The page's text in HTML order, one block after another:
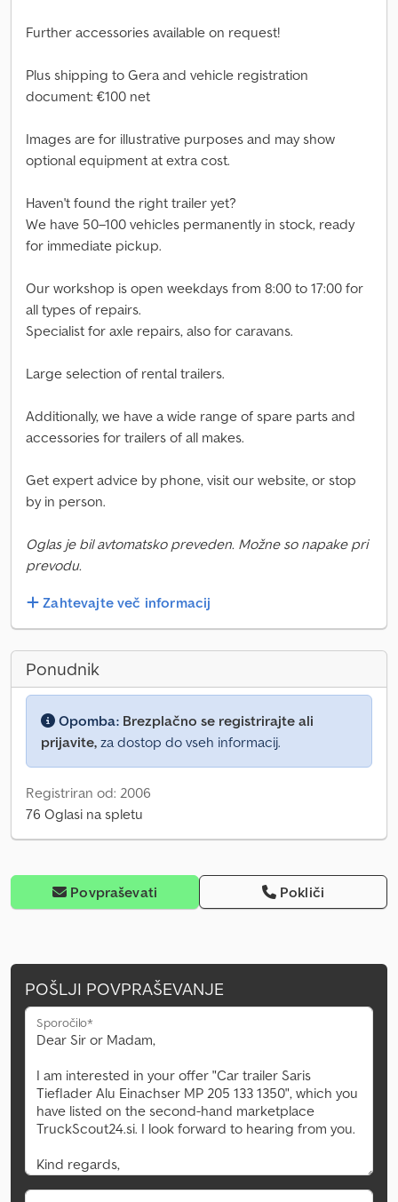
Further accessories available on request!
Plus shipping to Gera and vehicle registration
document: €100 net
Images are for illustrative purposes and may show
optional equipment at extra cost.
Haven't found the right trailer yet?
We have 50–100 vehicles permanently in stock, ready
for immediate pickup.
Our workshop is open weekdays from 8:00 to 17:00 for
all types of repairs.
Specialist for axle repairs, also for caravans.
Large selection of rental trailers.
Additionally, we have a wide range of spare parts and
accessories for trailers of all makes.
Get expert advice by phone, visit our website, or stop
by in person.
Oglas je bil avtomatsko preveden. Možne so napake pri
prevodu.
Zahtevajte več informacij
Ponudnik
Opomba: Brezplačno se registrirajte ali
prijavite, za dostop do vseh informacij.
Registriran od: 2006
76 Oglasi na spletu
Povpraševati Pokliči
POŠLJI POVPRAŠEVANJE
Sporočilo*